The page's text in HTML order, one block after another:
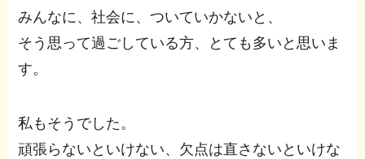
みんなに、社会に、ついていかないと、
そう思って過ごしている方、とても多いと思いま
す。
私もそうでした。
頑張らないといけない、欠点は直さないといけな